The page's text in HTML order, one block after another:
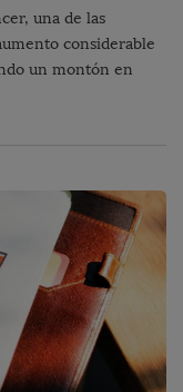
una de las
considerable
un montón en